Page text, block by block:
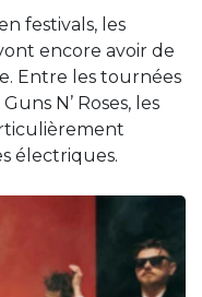
festivals, les
encore avoir de
Entre les tournées
N’ Roses, les
électriques.